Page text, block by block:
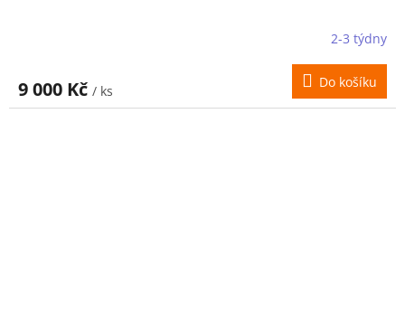
2-3 týdny
9 000 Kč / ks
Do košíku